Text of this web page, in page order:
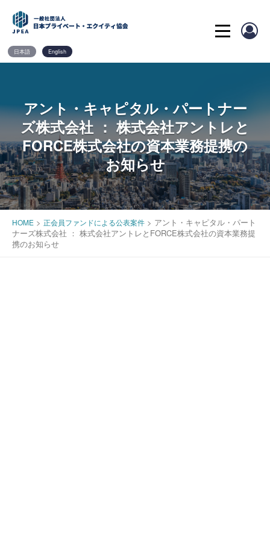
content
日本語 English
アント・キャピタル・パートナー
ズ株式会社 ： 株式会社アントレと
FORCE株式会社の資本業務提携の
お知らせ
HOME > 正会員ファンドによる公表案件 > アント・キャピタル・パート
ナーズ株式会社 ： 株式会社アントレとFORCE株式会社の資本業務提
携のお知らせ